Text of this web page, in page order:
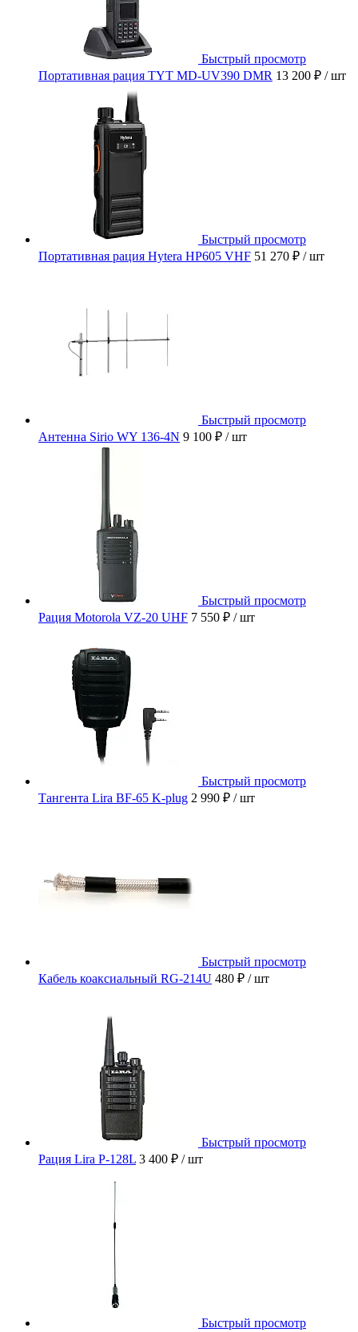
Быстрый просмотр
Портативная рация TYT MD-UV390 DMR 13 200 ₽ / шт
Быстрый просмотр
Портативная рация Hytera HP605 VHF 51 270 ₽ / шт
Быстрый просмотр
Антенна Sirio WY 136-4N 9 100 ₽ / шт
Быстрый просмотр
Рация Motorola VZ-20 UHF 7 550 ₽ / шт
Быстрый просмотр
Тангента Lira BF-65 K-plug 2 990 ₽ / шт
Быстрый просмотр
Кабель коаксиальный RG-214U 480 ₽ / шт
Быстрый просмотр
Рация Lira P-128L 3 400 ₽ / шт
Быстрый просмотр